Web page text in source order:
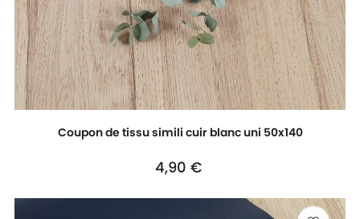
Coupon de tissu simili cuir blanc uni 50x140
Prix
4,90 €